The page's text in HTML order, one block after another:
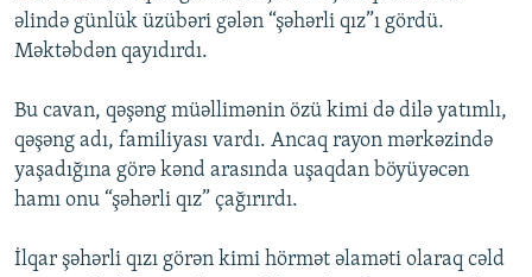
əlində günlük üzübəri gələn “şəhərli qız”ı gördü.
Məktəbdən qayıdırdı.
Bu cavan, qəşəng müəllimənin özü kimi də dilə yatımlı,
qəşəng adı, familiyası vardı. Ancaq rayon mərkəzində
yaşadığına görə kənd arasında uşaqdan böyüyəcən
hamı onu “şəhərli qız” çağırırdı.
İlqar şəhərli qızı görən kimi hörmət əlaməti olaraq cəld